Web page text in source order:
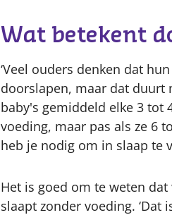
Wat betekent
‘Veel ouders denken dat
doorslapen, maar dat duurt
baby's gemiddeld elke 3 tot
voeding, maar pas als ze 6
heb je nodig om in slaap te
Het is goed om te weten dat
slaapt zonder voeding. ‘Dat